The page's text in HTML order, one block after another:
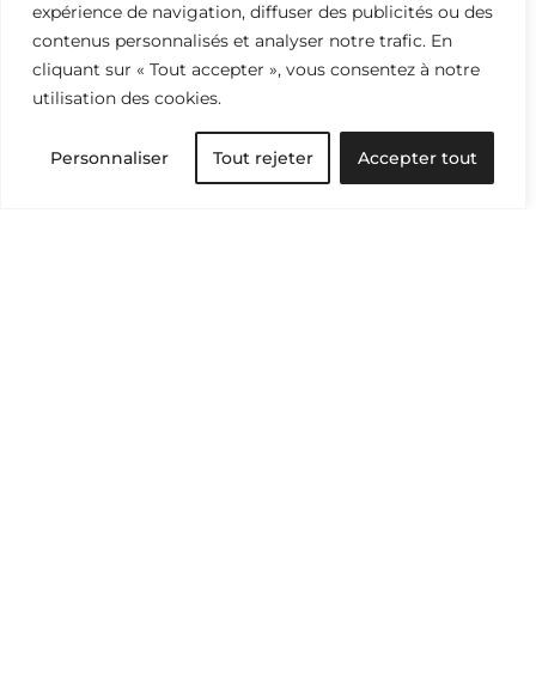
expérience de navigation, diffuser des publicités ou des
contenus personnalisés et analyser notre trafic. En
cliquant sur « Tout accepter », vous consentez à notre
utilisation des cookies.
Personnaliser Tout rejeter Accepter tout